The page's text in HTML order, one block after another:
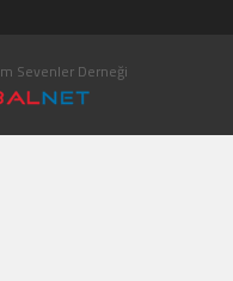
Sevenler Derneği